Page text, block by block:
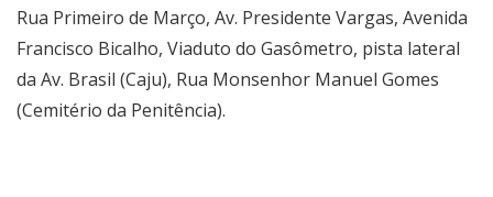
Rua Primeiro de Março, Av. Presidente Vargas, Avenida
Francisco Bicalho, Viaduto do Gasômetro, pista lateral
da Av. Brasil (Caju), Rua Monsenhor Manuel Gomes
(Cemitério da Penitência).